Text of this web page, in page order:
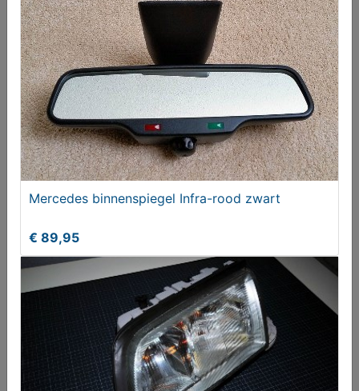
€ 8,95
Mercedes binnenspiegel Infra-rood zwart
€ 89,95